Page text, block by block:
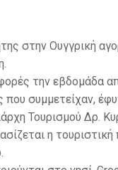
στην Ουγγρική
την εβδομάδα
που συμμετείχαν,
Τουρισμού Δρ.
η